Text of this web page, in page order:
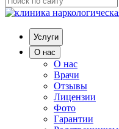
Услуги
О нас
О нас
Врачи
Отзывы
Лицензии
Фото
Гарантии